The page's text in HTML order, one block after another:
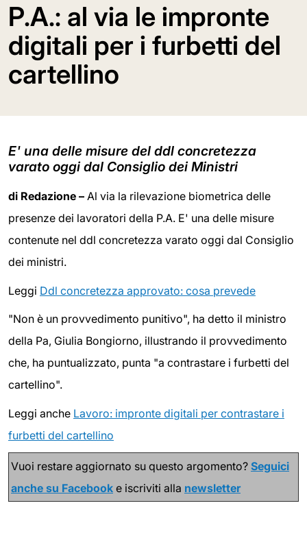
P.A.: al via le impronte
digitali per i furbetti del
cartellino
E' una delle misure del ddl concretezza
varato oggi dal Consiglio dei Ministri
di Redazione – Al via la rilevazione biometrica delle
presenze dei lavoratori della P.A. E' una delle misure
contenute nel ddl concretezza varato oggi dal Consiglio
dei ministri.
Leggi Ddl concretezza approvato: cosa prevede
"Non è un provvedimento punitivo", ha detto il ministro
della Pa, Giulia Bongiorno, illustrando il provvedimento
che, ha puntualizzato, punta "a contrastare i furbetti del
cartellino".
Leggi anche Lavoro: impronte digitali per contrastare i
furbetti del cartellino
Vuoi restare aggiornato su questo argomento? Seguici
anche su Facebook e iscriviti alla newsletter